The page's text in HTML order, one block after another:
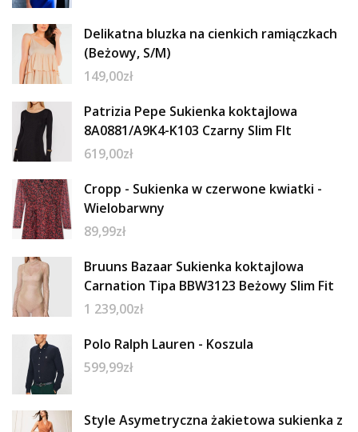
Delikatna bluzka na cienkich ramiączkach
(Beżowy, S/M)
149,00zł
Patrizia Pepe Sukienka koktajlowa
8A0881/A9K4-K103 Czarny Slim FIt
619,00zł
Cropp - Sukienka w czerwone kwiatki -
Wielobarwny
89,99zł
Bruuns Bazaar Sukienka koktajlowa
Carnation Tipa BBW3123 Beżowy Slim Fit
1 239,00zł
Polo Ralph Lauren - Koszula
599,99zł
Style Asymetryczna żakietowa sukienka z